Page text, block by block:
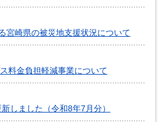
宮崎県の被災地支援状況について
料金負担軽減事業について
しました（令和8年7月分）